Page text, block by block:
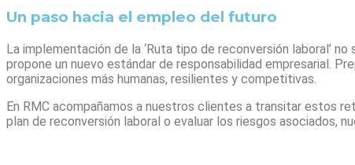
Un paso hacia el empleo del futuro
La implementación de la ‘Ruta tipo de reconversión laboral’
propone un nuevo estándar de responsabilidad empresarial.
organizaciones más humanas, resilientes y competitivas.
En RMC acompañamos a nuestros clientes a transitar estos
plan de reconversión laboral o evaluar los riesgos asociados,